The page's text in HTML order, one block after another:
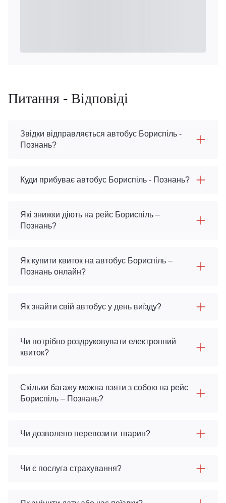
Питання - Відповіді
Звідки відправляється автобус Бориспіль -
Познань?
Куди прибуває автобус Бориспіль - Познань?
Які знижки діють на рейс Бориспіль –
Познань?
Як купити квиток на автобус Бориспіль –
Познань онлайн?
Як знайти свій автобус у день виїзду?
Чи потрібно роздруковувати електронний
квиток?
Скільки багажу можна взяти з собою на рейс
Бориспіль – Познань?
Чи дозволено перевозити тварин?
Чи є послуга страхування?